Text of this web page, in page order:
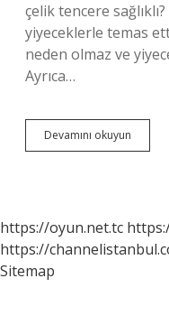
çelik tencere
yiyeceklerle temas
neden olmaz ve
Ayrıca…
Devamını okuyun
Bir
https://oyun.net.tc
https://
Sitemap